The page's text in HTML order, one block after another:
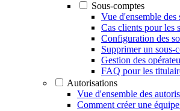
Sous-comptes
Vue d'ensemble des
Cas clients pour les
Configuration des
Supprimer un sous-
Gestion des
FAQ pour les
Autorisations
Vue d'ensemble des
Comment créer une